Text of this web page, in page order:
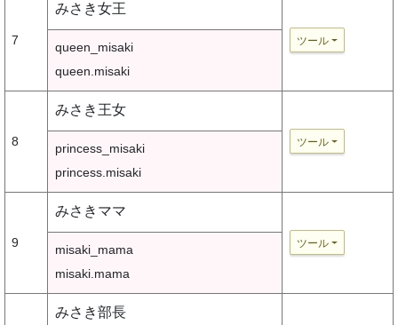
7
みさき女王
ツール
queen_misaki
queen.misaki
8
みさき王女
ツール
princess_misaki
princess.misaki
9
みさきママ
ツール
misaki_mama
misaki.mama
みさき部長